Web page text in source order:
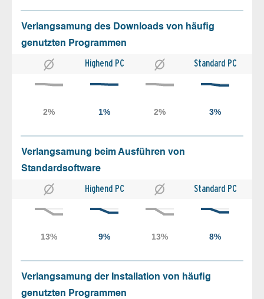
Verlangsamung des Downloads von häufig
genutzten Programmen
Highend PC Standard PC
Verlangsamung beim Ausführen von
Standardsoftware
Highend PC Standard PC
Verlangsamung der Installation von häufig
genutzten Programmen